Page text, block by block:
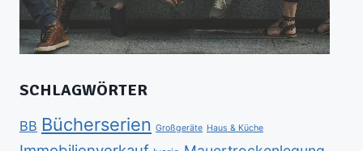
SCHLAGWÖRTER
BB Bücherserien Großgeräte Haus & Küche